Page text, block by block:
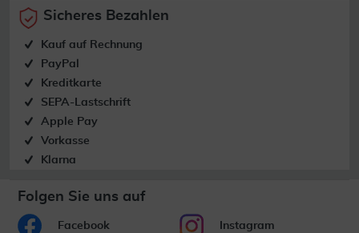
Sicheres Bezahlen
Kauf auf Rechnung
PayPal
Kreditkarte
SEPA-Lastschrift
Apple Pay
Vorkasse
Klarna
Folgen Sie uns auf
Facebook Instagram